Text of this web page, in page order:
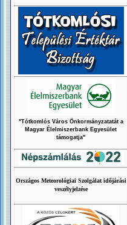
"Tótkomlós Város Önkormányzatatát a
Magyar Élelmiszerbank Egyesület
támogatja"
Országos Meteorológiai Szolgálat időjárási
veszélyjelzése